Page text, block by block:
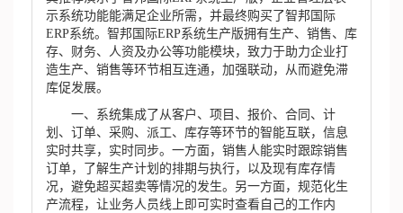
示系统功能能满足企业所需，并最终购买了智邦国际
ERP系统。智邦国际ERP系统生产版拥有生产、销售、库
存、财务、人资及办公等功能模块，致力于助力企业打
造生产、销售等环节相互连通，加强联动，从而避免滞
库促发展。
一、系统集成了从客户、项目、报价、合同、计
划、订单、采购、派工、库存等环节的智能互联，信息
实时共享，实时同步。一方面，销售人能实时跟踪销售
订单，了解生产计划的排期与执行，以及现有库存情
况，避免超买超卖等情况的发生。另一方面，规范化生
产流程，让业务人员线上即可实时查看自己的工作内